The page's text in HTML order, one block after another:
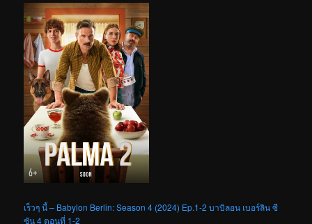
เร็วๆ นี้ – Babylon Berlin: Season 4 (2024) Ep.1-2 บาบิลอน เบอร์ลิน ซี
ซัน 4 ตอนที่ 1-2